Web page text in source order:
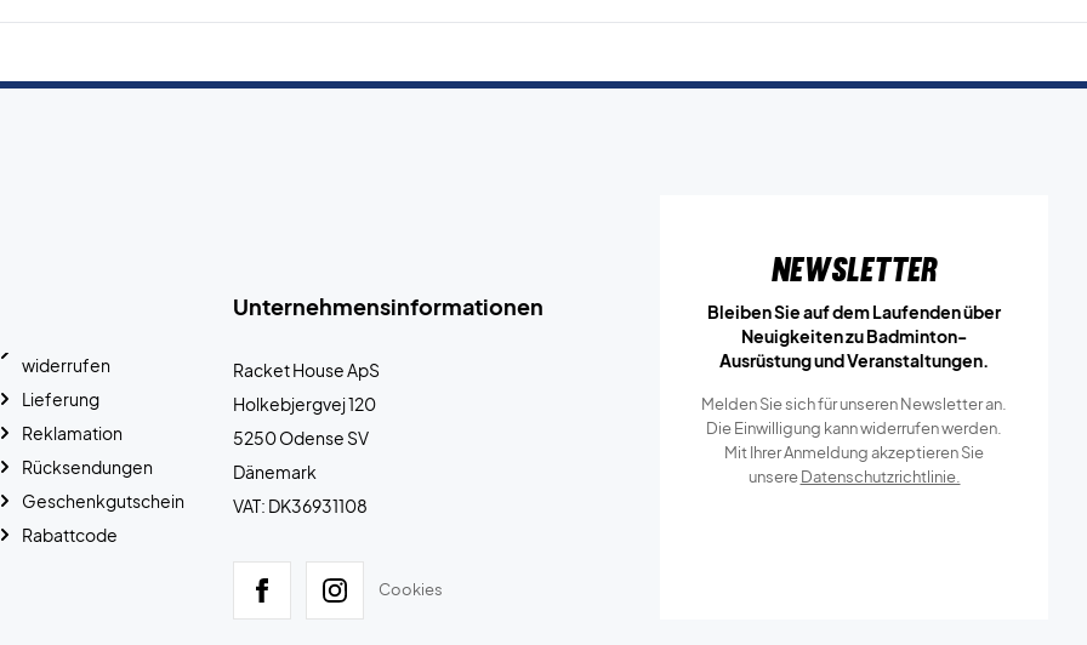
Unternehmensinformationen
Racket House ApS
Holkebjergvej 120
5250 Odense SV
Dänemark
VAT: DK36931108
Cookies
widerrufen
Lieferung
Reklamation
Rücksendungen
Geschenkgutschein
Rabattcode
Newsletter
Bleiben Sie auf dem Laufenden über
Neuigkeiten zu Badminton-
Ausrüstung und Veranstaltungen.
Melden Sie sich für unseren Newsletter an.
Die Einwilligung kann widerrufen werden.
Mit Ihrer Anmeldung akzeptieren Sie
unsereDatenschutzrichtlinie.